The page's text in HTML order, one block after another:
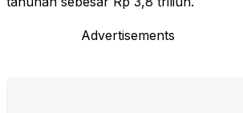
Advertisements